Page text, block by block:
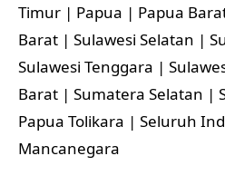
Timur | Papua | Papua
Barat | Sulawesi Selatan |
Sulawesi Tenggara |
Barat | Sumatera Selatan |
Papua Tolikara | Seluruh
Mancanegara